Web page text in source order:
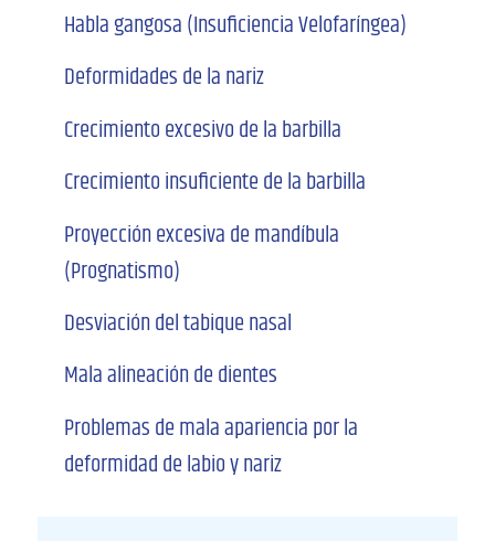
Habla gangosa (Insuficiencia Velofaríngea)
Deformidades de la nariz
Crecimiento excesivo de la barbilla
Crecimiento insuficiente de la barbilla
Proyección excesiva de mandíbula
(Prognatismo)
Desviación del tabique nasal
Mala alineación de dientes
Problemas de mala apariencia por la
deformidad de labio y nariz